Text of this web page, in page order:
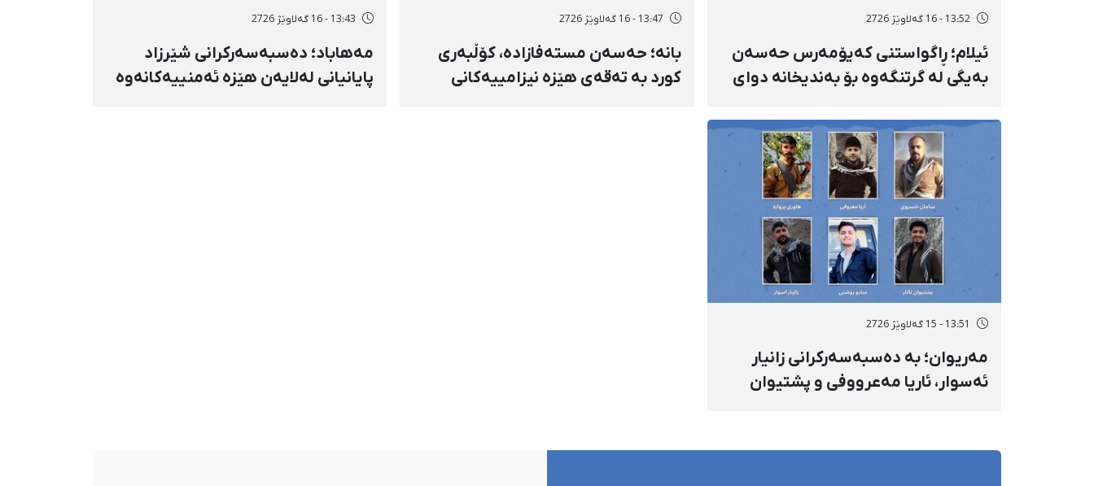
13:52 - 16 گەلاوێژ 2726
ئیلام؛ ڕاگواستنی کەیۆمەرس حەسەن
بەیگی لە گرتنگەوە بۆ بەندیخانە دوای
توندوتیژانە
13:47 - 16 گەلاوێژ 2726
بانه؛ حەسەن مستەفازادە، کۆڵبەری
کورد بە تەقەی هێزە نیزامییەکانی
13:43 - 16 گەلاوێژ 2726
مەهاباد؛ دەسبەسەرکرانی شێرزاد
پایانیانی لەلایەن هێزە ئەمنییەکانەوە
13:51 - 15 گەلاوێژ 2726
مەریوان؛ بە دەسبەسەرکرانی زانیار
ئەسوار، ئاریا مەعرووفی و پشتیوان
کەس زیادی کرد